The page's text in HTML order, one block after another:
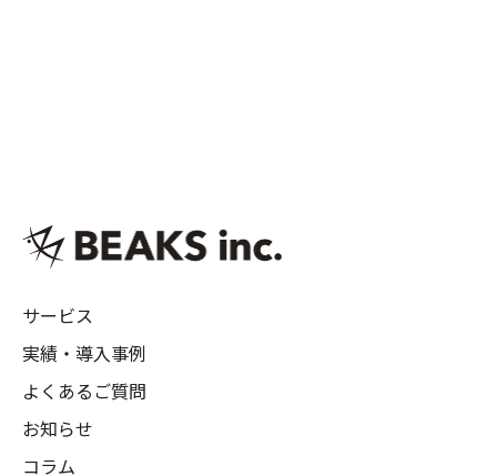
サービス
実績・導入事例
よくあるご質問
お知らせ
コラム